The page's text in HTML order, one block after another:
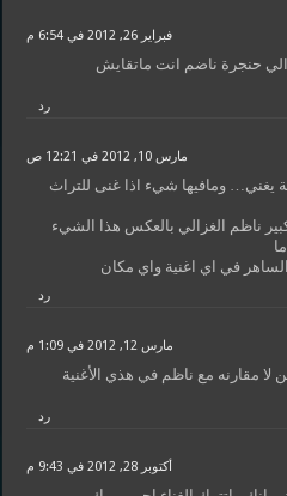
فبراير 26, 2012 في 6:54 م
حنجرة ناضم انت ماتقايش
رد
مارس 10, 2012 في 12:21 ص
يغني… ومافيها شيء اذا غنى للتراث
ناظم الغزالي بالعكس هذا الشيء
في اي اغنية واي مكان
رد
مارس 12, 2012 في 1:09 م
مقارنه مع ناظم في هذي الأغنية
رد
أكتوبر 28, 2012 في 9:43 م